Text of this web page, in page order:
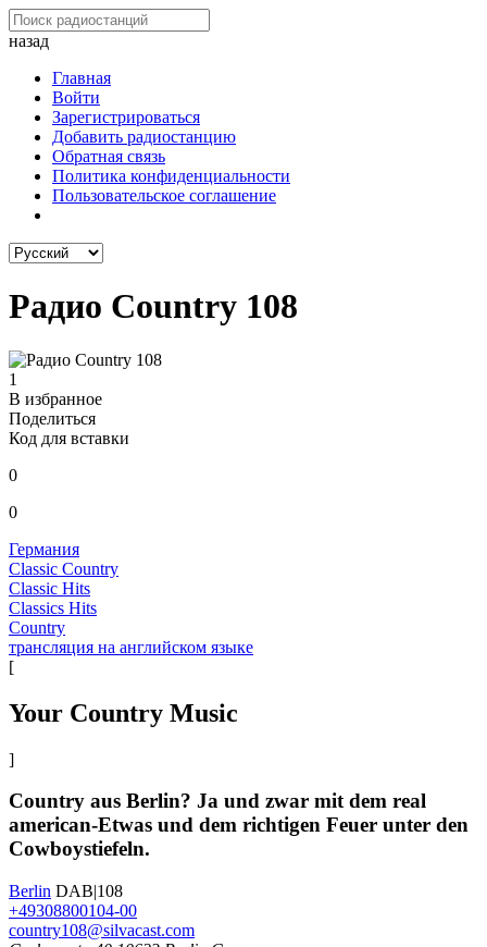
назад
Главная
Войти
Зарегистрироваться
Добавить радиостанцию
Обратная связь
Политика конфиденциальности
Пользовательское соглашение
Радио Country 108
1
В избранное
Поделиться
Код для вставки
0
0
Германия
Classic Country
Classic Hits
Classics Hits
Country
трансляция на английском языке
[
Your Country Music
]
Country aus Berlin? Ja und zwar mit dem real
american-Etwas und dem richtigen Feuer unter den
Cowboystiefeln.
Berlin DAB|108
+49308800104-00
country108@silvacast.com